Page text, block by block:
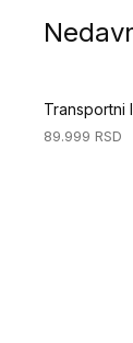
89.999 RSD